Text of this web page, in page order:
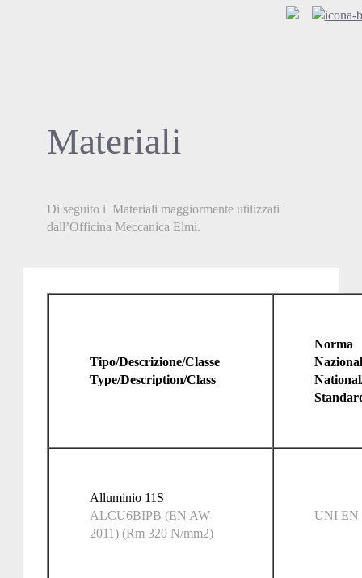
Materiali
Di seguito i Materiali maggiormente utilizzati
dall’Officina Meccanica Elmi.
Tipo/Descrizione/Classe
Type/Description/Class
Norma
Alluminio 11S
ALCU6BIPB (EN AW-
2011) (Rm 320 N/mm2)
UNI EN